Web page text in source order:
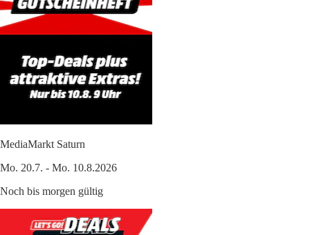
MediaMarkt Saturn
Mo. 20.7. - Mo. 10.8.2026
Noch bis morgen gültig